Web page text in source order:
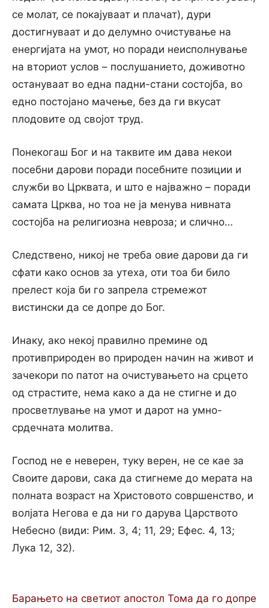
се молат, се покајуваат и плачат), дури
достигнуваат и до делумно очистување на
енергијата на умот, но поради неисполнување
на вториот услов – послушанието, доживотно
остануваат во една падни-стани состојба, во
едно постојано мачење, без да ги вкусат
плодовите од својот труд.
Понекогаш Бог и на таквите им дава некои
посебни дарови поради посебните позиции и
служби во Црквата, и што е најважно – поради
самата Црква, но тоа не ја менува нивната
состојба на религиозна невроза; и слично…
Следствено, никој не треба овие дарови да ги
сфати како основ за утеха, оти тоа би било
прелест која би го запрела стремежот
вистински да се допре до Бог.
Инаку, ако некој правилно премине од
противприроден во природен начин на живот и
зачекори по патот на очистувањето на срцето
од страстите, нема како а да не стигне и до
просветлување на умот и дарот на умно-
срдечната молитва.
Господ не е неверен, туку верен, не се кае за
Своите дарови, сака да стигнеме до мерата на
полната возраст на Христовото совршенство, и
волјата Негова е да ни го дарува Царството
Небесно (види: Рим. 3, 4; 11, 29; Ефес. 4, 13;
Лука 12, 32).
Барањето на светиот апостол Тома да го допре